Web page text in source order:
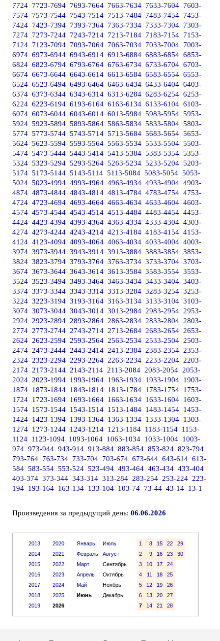
7724 7723-7694 7693-7664 7663-7634 7633-7604 7603-
7574 7573-7544 7543-7514 7513-7484 7483-7454 7453-
7424 7423-7394 7393-7364 7363-7334 7333-7304 7303-
7274 7273-7244 7243-7214 7213-7184 7183-7154 7153-
7124 7123-7094 7093-7064 7063-7034 7033-7004 7003-
6974 6973-6944 6943-6914 6913-6884 6883-6854 6853-
6824 6823-6794 6793-6764 6763-6734 6733-6704 6703-
6674 6673-6644 6643-6614 6613-6584 6583-6554 6553-
6524 6523-6494 6493-6464 6463-6434 6433-6404 6403-
6374 6373-6344 6343-6314 6313-6284 6283-6254 6253-
6224 6223-6194 6193-6164 6163-6134 6133-6104 6103-
6074 6073-6044 6043-6014 6013-5984 5983-5954 5953-
5924 5923-5894 5893-5864 5863-5834 5833-5804 5803-
5774 5773-5744 5743-5714 5713-5684 5683-5654 5653-
5624 5623-5594 5593-5564 5563-5534 5533-5504 5503-
5474 5473-5444 5443-5414 5413-5384 5383-5354 5353-
5324 5323-5294 5293-5264 5263-5234 5233-5204 5203-
5174 5173-5144 5143-5114 5113-5084 5083-5054 5053-
5024 5023-4994 4993-4964 4963-4934 4933-4904 4903-
4874 4873-4844 4843-4814 4813-4784 4783-4754 4753-
4724 4723-4694 4693-4664 4663-4634 4633-4604 4603-
4574 4573-4544 4543-4514 4513-4484 4483-4454 4453-
4424 4423-4394 4393-4364 4363-4334 4333-4304 4303-
4274 4273-4244 4243-4214 4213-4184 4183-4154 4153-
4124 4123-4094 4093-4064 4063-4034 4033-4004 4003-
3974 3973-3944 3943-3914 3913-3884 3883-3854 3853-
3824 3823-3794 3793-3764 3763-3734 3733-3704 3703-
3674 3673-3644 3643-3614 3613-3584 3583-3554 3553-
3524 3523-3494 3493-3464 3463-3434 3433-3404 3403-
3374 3373-3344 3343-3314 3313-3284 3283-3254 3253-
3224 3223-3194 3193-3164 3163-3134 3133-3104 3103-
3074 3073-3044 3043-3014 3013-2984 2983-2954 2953-
2924 2923-2894 2893-2864 2863-2834 2833-2804 2803-
2774 2773-2744 2743-2714 2713-2684 2683-2654 2653-
2624 2623-2594 2593-2564 2563-2534 2533-2504 2503-
2474 2473-2444 2443-2414 2413-2384 2383-2354 2353-
2324 2323-2294 2293-2264 2263-2234 2233-2204 2203-
2174 2173-2144 2143-2114 2113-2084 2083-2054 2053-
2024 2023-1994 1993-1964 1963-1934 1933-1904 1903-
1874 1873-1844 1843-1814 1813-1784 1783-1754 1753-
1724 1723-1694 1693-1664 1663-1634 1633-1604 1603-
1574 1573-1544 1543-1514 1513-1484 1483-1454 1453-
1424 1423-1394 1393-1364 1363-1334 1333-1304 1303-
1274 1273-1244 1243-1214 1213-1184 1183-1154 1153-
1124 1123-1094 1093-1064 1063-1034 1033-1004 1003-
974 973-944 943-914 913-884 883-854 853-824 823-794
793-764 763-734 733-704 703-674 673-644 643-614 613-
584 583-554 553-524 523-494 493-464 463-434 433-404
403-374 373-344 343-314 313-284 283-254 253-224 223-
194 193-164 163-134 133-104 103-74 73-44 43-14 13-1
Произведения за предыдущий день: 06.06.2026
2013
2014
2015
2016
2017
2018
2019
2020
2021
2022
2023
2024
2025
2026
Январь
Июль
Февраль
Август
Март
Сентябрь
Апрель
Октябрь
Май
Ноябрь
Июнь
Декабрь
1 8 15 22
29
2
9 16 23
30
3
10 17
24
4
11 18
25
5
12 19
26
6
13 20
27
7
14 21 28